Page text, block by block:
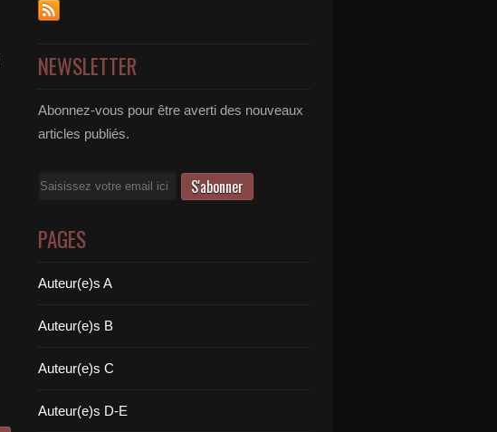
NEWSLETTER
Abonnez-vous pour être averti des nouveaux
articles publiés.
Email
PAGES
Auteur(e)s A
Auteur(e)s B
Auteur(e)s C
Auteur(e)s D-E